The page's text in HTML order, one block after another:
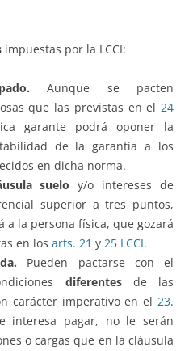
impuestas por la LCCI:
Aunque se pacten
que las previstas en el 24
garante podrá oponer la
de la garantía a los
en dicha norma.
suelo y/o intereses de
superior a tres puntos,
a la persona física, que gozará
en los arts. 21 y 25 LCCI.
Pueden pactarse con el
diferentesde las
carácter imperativo en el 23.
interesa pagar, no le serán
o cargas que en la cláusula